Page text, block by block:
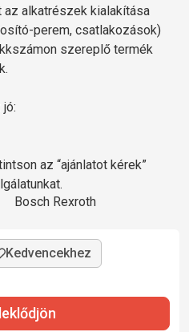
alkatrészek kialakítása
perem, csatlakozások)
szereplő termék
az “ajánlatot kérek”
Bosch Rexroth